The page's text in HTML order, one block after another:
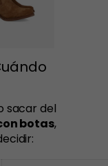
sacar del
botas,